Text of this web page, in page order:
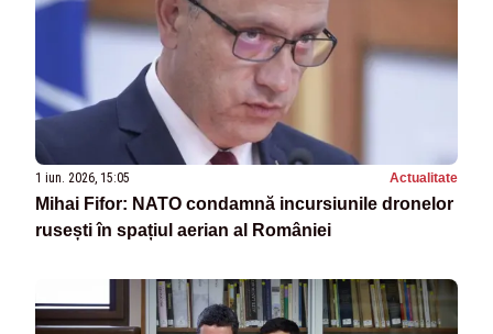
1 iun. 2026, 15:05 Actualitate
Mihai Fifor: NATO condamnă incursiunile dronelor
rusești în spațiul aerian al României